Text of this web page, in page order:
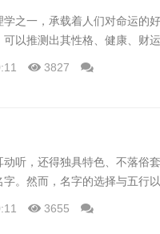
之一，承载着人们对命运的
以推测出其性格、健康、财
3827
听，还得独具特色、不落俗
。然而，名字的选择与五行
3655